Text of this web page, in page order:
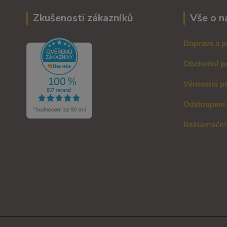
Zkušenosti zákazníků Vše o
Doprava a
Obchodní
Věrnostní